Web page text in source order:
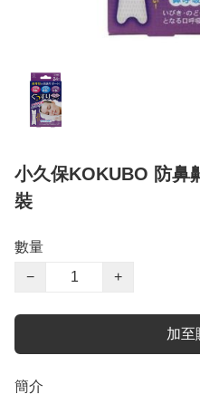
小久保KOKUBO 防鼻
裝
數量
−
+
加至
簡介